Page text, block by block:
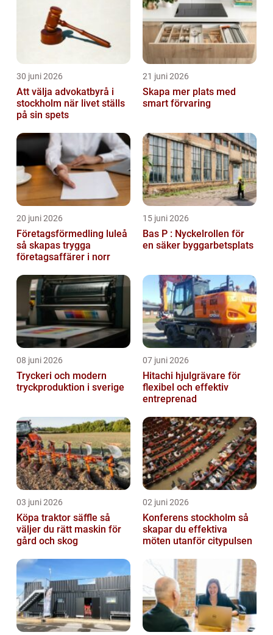
30 juni 2026
Att välja advokatbyrå i
stockholm när livet ställs
på sin spets
21 juni 2026
Skapa mer plats med
smart förvaring
20 juni 2026
Företagsförmedling luleå
så skapas trygga
företagsaffärer i norr
15 juni 2026
Bas P : Nyckelrollen för
en säker byggarbetsplats
08 juni 2026
Tryckeri och modern
tryckproduktion i sverige
07 juni 2026
Hitachi hjulgrävare för
flexibel och effektiv
entreprenad
03 juni 2026
Köpa traktor säffle så
väljer du rätt maskin för
gård och skog
02 juni 2026
Konferens stockholm så
skapar du effektiva
möten utanför citypulsen